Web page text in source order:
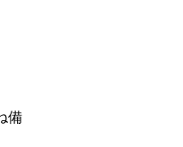
備